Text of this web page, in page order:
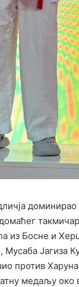
из Босне и
Јагиза
против
медаљу око